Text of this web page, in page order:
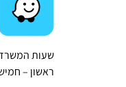
שעות
ראשון – חמישי: 08:00 –